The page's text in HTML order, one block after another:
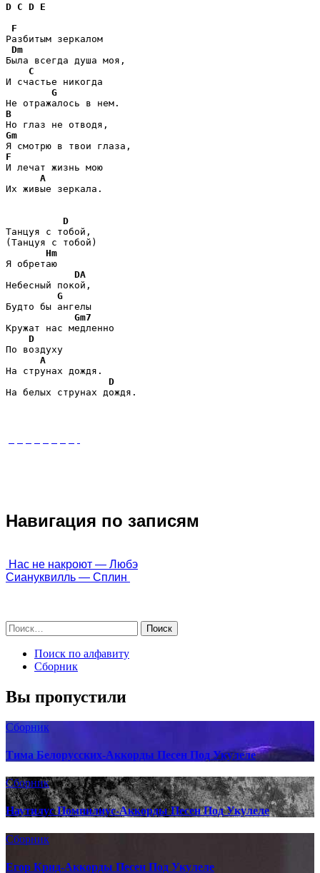
D C D E
F
Разбитым зеркалом
Dm
Была всегда душа моя,
C
И счастье никогда
G
B
Gm
F
И лечат жизнь мою
A
Их живые зеркала.
D
Танцуя с тобой,
(Танцуя с тобой)
Hm
Я обретаю
DA
Небесный покой,
G
Будто бы ангелы
Gm7
Кружат нас медленно
D
По воздуху
A
На струнах дождя.
D
Навигация по записям
Нас не накроют — Любэ
Сиануквилль — Сплин
Поиск по алфавиту
Сборник
Вы пропустили
Сборник
Тима Белорусских-Аккорды Песен Под Укулеле
Сборник
Наутилус Помпилиус-Аккорды Песен Под Укулеле
Сборник
Егор Крид-Аккорды Песен Под Укулеле